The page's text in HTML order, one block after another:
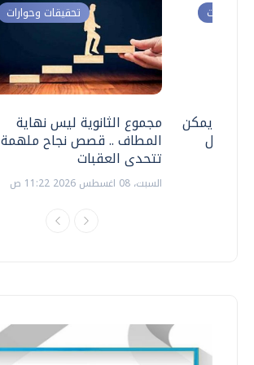
تحقيقات وحوارات
مجموع الثانوية ليس نهاية
المطاف .. قصص نجاح ملهمة
تتحدى العقبات
السبت، 08 اغسطس 2026 11:22 ص
وحوارات
.. هل يمكن
نتعامل